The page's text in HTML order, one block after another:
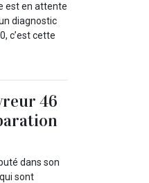
est en attente
diagnostic
c’est cette
46
dans son
sont